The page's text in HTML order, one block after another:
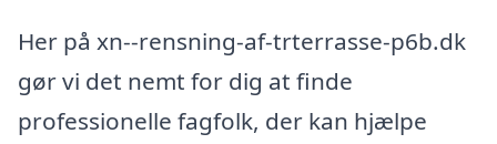
Her på xn--rensning-af-trterrasse-p6b.dk
gør vi det nemt for dig at finde
professionelle fagfolk, der kan hjælpe